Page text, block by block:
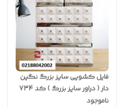
فایل کشویی سایز بزرگ نگین
دار ( دراور سایز بزرگ ) کد 734
ناموجود